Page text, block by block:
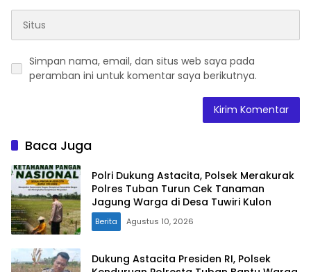
Simpan nama, email, dan situs web saya pada
peramban ini untuk komentar saya berikutnya.
Baca Juga
Polri Dukung Astacita, Polsek Merakurak
Polres Tuban Turun Cek Tanaman
Jagung Warga di Desa Tuwiri Kulon
Berita Agustus 10, 2026
Dukung Astacita Presiden RI, Polsek